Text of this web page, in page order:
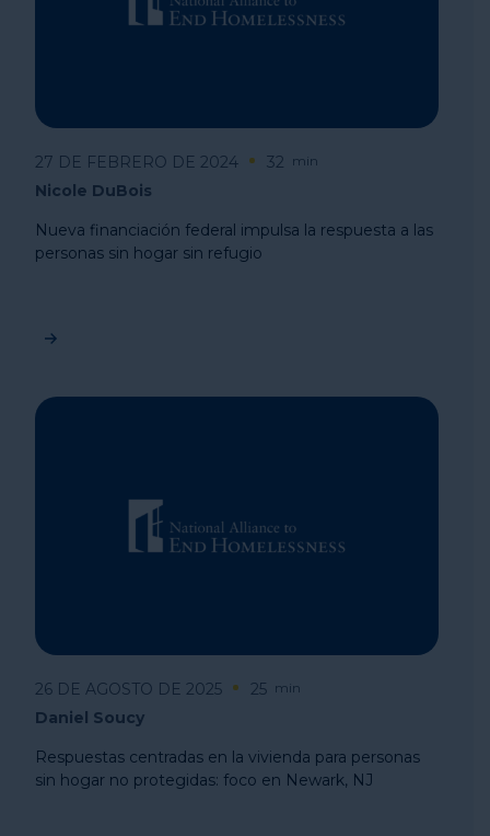
27 DE FEBRERO DE 2024 32 min
Nicole DuBois
Nueva financiación federal impulsa la respuesta a las
personas sin hogar sin refugio
26 DE AGOSTO DE 2025 25 min
Daniel Soucy
Respuestas centradas en la vivienda para personas
sin hogar no protegidas: foco en Newark, NJ